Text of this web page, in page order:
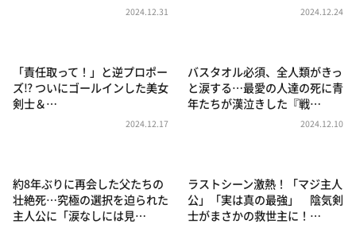
～人生密着トークバラエティ！～ やすとものいたっ
news おかえり
河合＆A.B.C-Z塚田×福井アナ「なんでやねん！？」
（news おかえり）
朝だ！生です旅サラダ
教えて！ニュースライブ 正義のミカタ
2024.12.31 2024.12.24
「責任取って！」と逆プロポー
ズ⁉ ついにゴールインした美女
剣士＆…
2024.12.17
バスタオル必須、全人類がきっ
と涙する…最愛の人達の死に青
年たちが漢泣きした『戦…
2024.12.10
約8年ぶりに再会した父たちの
壮絶死…究極の選択を迫られた
主人公に「涙なしには見…
ラストシーン激熱！「マジ主人
公」「実は真の最強」 陰気剣
士がまさかの救世主に！…